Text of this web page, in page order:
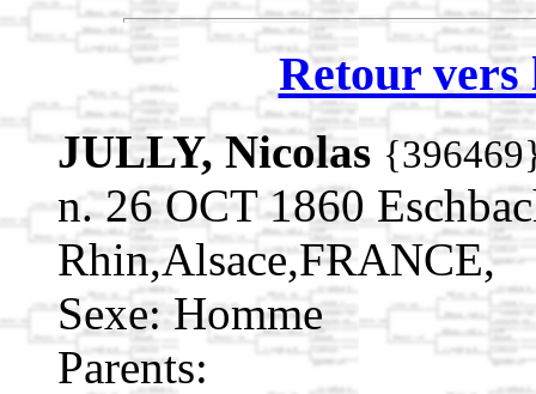
Retour vers
JULLY, Nicolas
n. 26 OCT 1860
Rhin,Alsace,FRANCE,
Sexe: Homme
Parents: